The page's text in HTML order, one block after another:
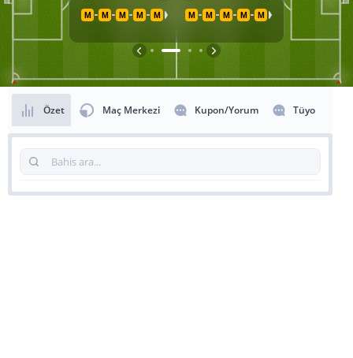
M M M M M M M M M M
Özet Maç Merkezi Kupon/Yorum Tüyo